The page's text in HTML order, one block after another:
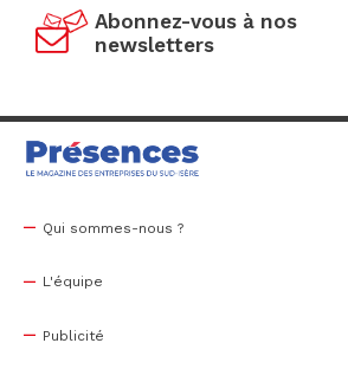
Abonnez-vous à nos
newsletters
Qui sommes-nous ?
L'équipe
Publicité